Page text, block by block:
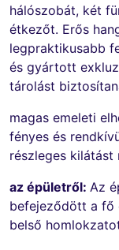
hálószobát, két
étkezőt. Erős
legpraktikusabb
és gyártott
tárolást
magas emeleti
fényes és
részleges kilátást
az épületről: Az
befejeződött a fő
belső